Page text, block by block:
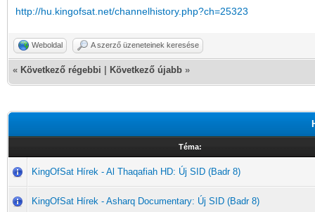
http://hu.kingofsat.net/channelhistory.php?ch=25323
Weboldal A szerző üzeneteinek keresése
« Következő régebbi Következő újabb »
Téma:
KingOfSat Hírek - Al Thaqafiah HD: Új SID (Badr 8)
KingOfSat Hírek - Asharq Documentary: Új SID (Badr 8)